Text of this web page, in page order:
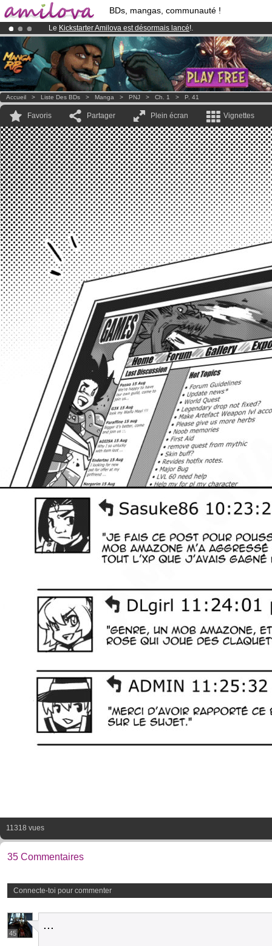
BDs, mangas, communauté !
Le Kickstarter Amilova est désormais lancé!.
Abonnement premium: à partir de3.95 eurospar mois !Clique ici
Déjà 100000membreset 1000BDs & Mangas!
Accueil > Liste Des BDs > Manga > PNJ > Ch. 1 > P. 41
Favoris Partager Plein écran Vignettes
11318 vues
35 Commentaires
Connecte-toi pour commenter
45
...